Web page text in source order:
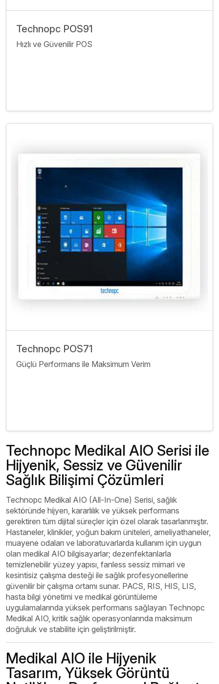
Technopc POS91
Hızlı ve Güvenilir POS
Technopc POS71
Güçlü Performans ile Maksimum Verim
Technopc Medikal AIO Serisi ile
Hijyenik, Sessiz ve Güvenilir
Sağlık Bilişimi Çözümleri
Technopc Medikal AIO (All-In-One) Serisi, sağlık
sektöründe hijyen, kararlılık ve yüksek performans
gerektiren tüm dijital süreçler için özel olarak tasarlanmıştır.
Hastaneler, klinikler, yoğun bakım üniteleri, ameliyathaneler,
muayene odaları ve laboratuvarlarda kullanım için uygun
olan medikal AIO bilgisayarlar; dezenfektanlarla
temizlenebilir yüzey yapısı, fanless sessiz mimari ve
kesintisiz çalışma desteği ile sağlık profesyonellerine
güvenilir bir çalışma ortamı sunar. PACS, RIS, HIS, LIS,
hasta bilgi yönetimi ve medikal görüntüleme
uygulamalarında yüksek performans sağlayan Technopc
Medikal AIO, kritik sağlık operasyonlarında maksimum
doğruluk ve stabilite için geliştirilmiştir.
Medikal AIO ile Hijyenik
Tasarım, Yüksek Görüntü